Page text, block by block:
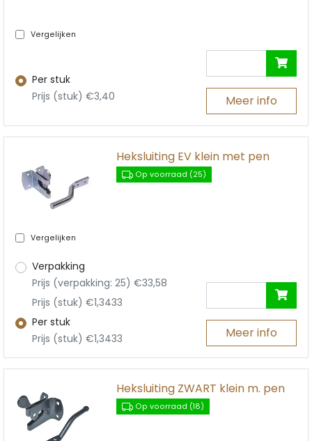
Vergelijken
Per stuk
Prijs (stuk) €3,40
Meer info
Vergelijken
Heksluiting EV klein met pen
Op voorraad (25)
Verpakking
Prijs (verpakking: 25) €33,58
Prijs (stuk) €1,3433
Per stuk
Prijs (stuk) €1,3433
Meer info
Heksluiting ZWART klein m. pen
Op voorraad (18)